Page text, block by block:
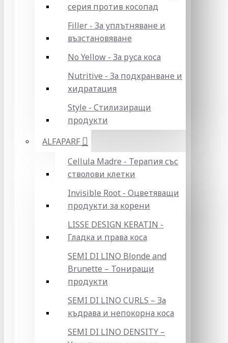
серия против косопад
Filler - За уплътняване и
възстановяване
No Yellow - За руса коса
Nutritive - За подхранване и
хидратация
Style - Стилизиращи
продукти
ALFAPARF
Cellula Madre - Терапия със
стволови клетки
Invisible Root - Оцветяващи
продукти за корени
LISSE DESIGN KERATIN -
Гладка и права коса
SEMI DI LINO Blonde and
Brunette – Тониращи
продукти
SEMI DI LINO CURLS – За
къдрава и непокорна коса
SEMI DI LINO DENSITY –